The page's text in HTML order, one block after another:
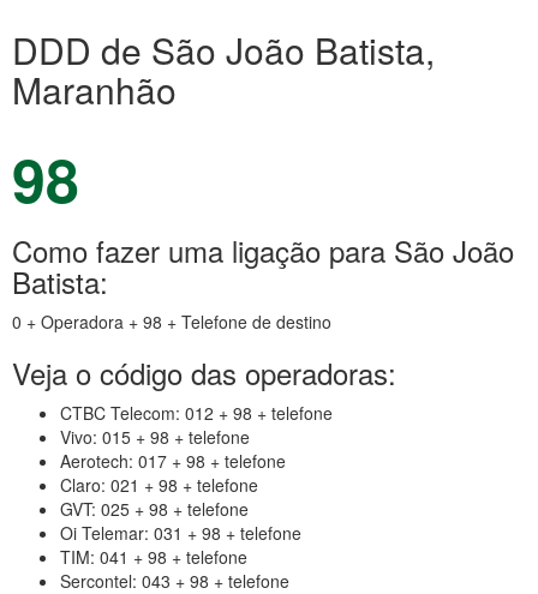
DDD de São João Batista,
Maranhão
98
Como fazer uma ligação para São João
Batista:
0 + Operadora + 98 + Telefone de destino
Veja o código das operadoras:
CTBC Telecom: 012 + 98 + telefone
Vivo: 015 + 98 + telefone
Aerotech: 017 + 98 + telefone
Claro: 021 + 98 + telefone
GVT: 025 + 98 + telefone
Oi Telemar: 031 + 98 + telefone
TIM: 041 + 98 + telefone
Sercontel: 043 + 98 + telefone